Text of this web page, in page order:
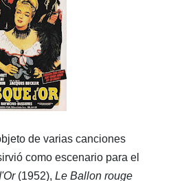
de varias canciones
como escenario para el
(1952), Le Ballon rouge